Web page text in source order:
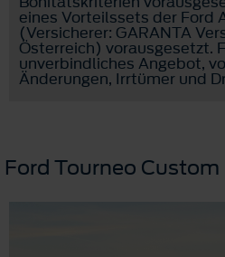
eines Vorteilssets der Ford
(Versicherer: GARANTA
Österreich) vorausgesetzt.
unverbindliches Angebot,
Änderungen, Irrtümer und
Ford Tourneo Custom